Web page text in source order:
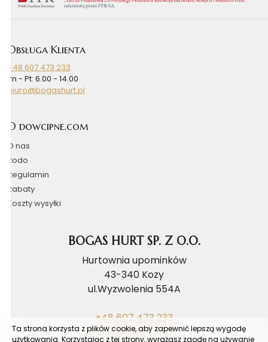
Obsługa Klienta
+48 607 473 233
Pn - Pt: 6.00 - 14.00
biuro@bogashurt.pl
O dowcipne.com
O nas
Rodo
Regulamin
Rabaty
Koszty wysyłki
BOGAS HURT SP. Z O.O.
Hurtownia upominków
43-340 Kozy
ul.Wyzwolenia 554A
+48 607 473 233
biuro@bogashurt.pl
Ta strona korzysta z plików cookie, aby zapewnić lepszą wygodę
użytkowania. Korzystając z tej strony, wyrażasz zgodę na używanie